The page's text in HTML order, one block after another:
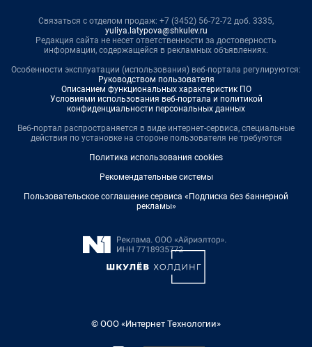
Связаться с отделом продаж: +7 (3452) 56-72-72 доб. 3335,
yuliya.latypova@shkulev.ru
Редакция сайта не несет ответственности за достоверность
информации, содержащейся в рекламных объявлениях.
Особенности эксплуатации (использования) веб-портала регулируются:
Руководством пользователя
Описанием функциональных характеристик ПО
Условиями использования веб-портала и политикой
конфиденциальности персональных данных
Веб-портал распространяется в виде интернет-сервиса, специальные
действия по установке на стороне пользователя не требуются
Политика использования cookies
Рекомендательные системы
Пользовательское соглашение сервиса «Подписка без баннерной
рекламы»
© ООО «Интернет Технологии»